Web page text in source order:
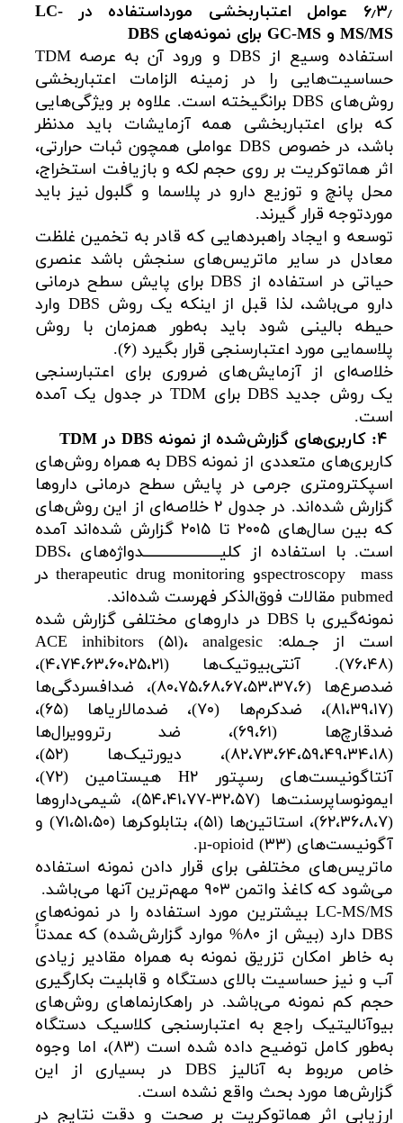
۶٫۳٫ عوامل اعتباربخشی مورداستفاده در
LC-
MS/MS وGC-MS برای نمونه‌هایDBS
استفاده وسیع از DBS و ورود آن به عرصه TDM
حساسیت‌هایی را در زمینه الزامات اعتباربخشی
روش‌های DBS برانگیخته است. علاوه بر ویژگی‌هایی
که برای اعتباربخشی همه آزمایشات باید مدنظر
باشد، در خصوص DBS عواملی همچون ثبات حرارتی،
اثر هماتوکریت بر روی حجم لکه و بازیافت استخراج،
محل پانچ و توزیع دارو در پلاسما و گلبول نیز باید
موردتوجه قرار گیرند.
توسعه و ایجاد راهبردهایی که قادر به تخمین غلظت
معادل در سایر ماتریس‌های سنجش باشد عنصری
حیاتی در استفاده از DBS برای پایش سطح درمانی
دارو می‌باشد، لذا قبل از اینکه یک روش DBS وارد
حیطه بالینی شود باید به‌طور همزمان با روش
پلاسمایی مورد اعتبارسنجی قرار بگیرد (۶).
خلاصه‌ای از آزمایش‌های ضروری برای اعتبارسنجی
یک روش جدید DBS برای TDM در جدول یک آمده
است.
کاربری‌های گزارش‌شده از نمونهDBS درTDM
کاربری‌های متعددی از نمونه DBS به همراه روش‌های
اسپکترومتری جرمی در پایش سطح درمانی داروها
گزارش شده‌اند. در جدول ۲ خلاصه‌ای از این روش‌های
که بین سال‌های ۲۰۰۵ تا ۲۰۱۵ گزارش شده‌اند آمده
است. با استفاده از کلیـــــــــــــــــــــدواژه‌های DBS،
spectroscopy massو therapeutic drug monitoring در
pubmed مقالات فوق‌الذکر فهرست شده‌اند.
نمونه‌گیری با DBS در داروهای مختلفی گزارش شده
است از جـمله: ACE inhibitors (۵۱)، analgesic
(۷۶،۴۸). آنتی‌بیوتیک‌ها (۴،‌۷۴،۶۳،۶۰،۲۵،۲۱)،
ضدصرع‌ها (۸۰،۷۵،۶۸،۶۷،۵۳،۳۷،۶)، ضدافسردگی‌ها
(۸۱،۳۹،۱۷)، ضدکرم‌ها (۷۰)، ضدمالاریاها (۶۵)،
ضدقارچ‌ها (۶۹،۶۱)، ضد رتروویرال‌ها
(۸۲،۷۳،۶۴،۵۹،۴۹،۳۴،۱۸)، دیورتیک‌ها (۵۲)،
آنتاگونیست‌های رسپتور H۲ هیستامین (۷۲)،
ایمونوساپرسنت‌ها (۳۲،۵۷-۵۴،۴۱،۷۷)، شیمی‌داروها
(۶۲،۳۶،۸،۷)، استاتین‌ها (۵۱)، بتابلوکرها (۷۱،۵۱،۵۰) و
آگونیست‌های µ-opioid (۳۳).
ماتریس‌های مختلفی برای قرار دادن نمونه استفاده
می‌شود که کاغذ واتمن ۹۰۳ مهم‌ترین آنها می‌باشد.
LC-MS/MS بیشترین مورد استفاده را در نمونه‌های
DBS دارد (بیش از ۸۰% موارد گزارش‌شده) که عمدتاً
به خاطر امکان تزریق نمونه به همراه مقادیر زیادی
آب و نیز حساسیت بالای دستگاه و قابلیت بکارگیری
حجم کم نمونه می‌باشد. در راهکارنماهای روش‌های
بیوآنالیتیک راجع به اعتبارسنجی کلاسیک دستگاه
به‌طور کامل توضیح داده شده است (۸۳)، اما وجوه
خاص مربوط به آنالیز DBS در بسیاری از این
گزارش‌ها مورد بحث واقع نشده است.
ارزیابی اثر هماتوکریت بر صحت و دقت نتایج در